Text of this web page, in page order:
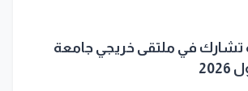
تشارك في ملتقى خريجي جامعة